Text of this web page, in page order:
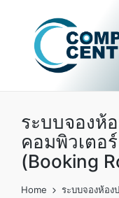
ระบบจองห้
คอมพิวเตอ
(Booking
Home
ระบบจองห้อ